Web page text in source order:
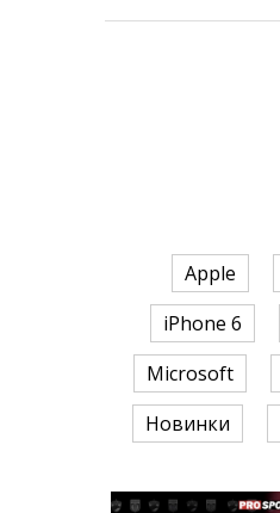
Apple
iPhone 6
Microsoft
Новинки